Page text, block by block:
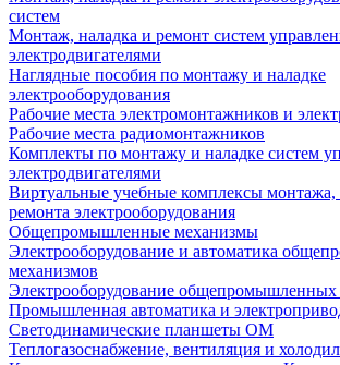
систем
Монтаж, наладка и ремонт систем
электродвигателями
Наглядные пособия по монтажу и наладке
электрооборудования
Рабочие места электромонтажников и
Рабочие места радиомонтажников
Комплекты по монтажу и наладке систем
электродвигателями
Виртуальные учебные комплексы монтажа,
ремонта электрооборудования
Общепромышленные механизмы
Электрооборудование и автоматика
механизмов
Электрооборудование общепромышленных
Промышленная автоматика и
Светодинамические планшеты ОМ
Теплогазоснабжение, вентиляция и